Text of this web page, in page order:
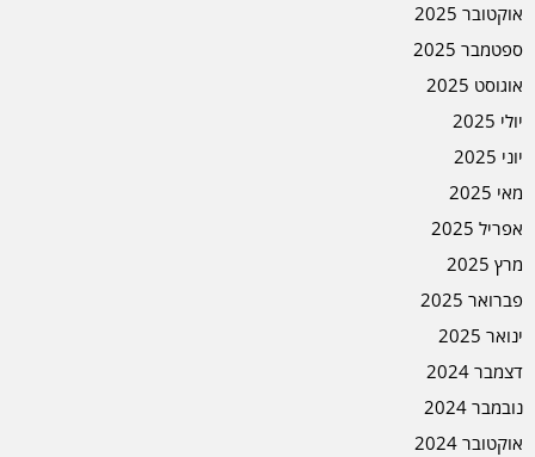
אוקטובר 2025
ספטמבר 2025
אוגוסט 2025
יולי 2025
יוני 2025
מאי 2025
אפריל 2025
מרץ 2025
פברואר 2025
ינואר 2025
דצמבר 2024
נובמבר 2024
אוקטובר 2024